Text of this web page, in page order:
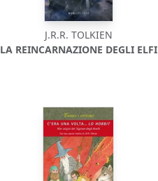
J.R.R. TOLKIEN
LA REINCARNAZIONE DEGLI ELFI